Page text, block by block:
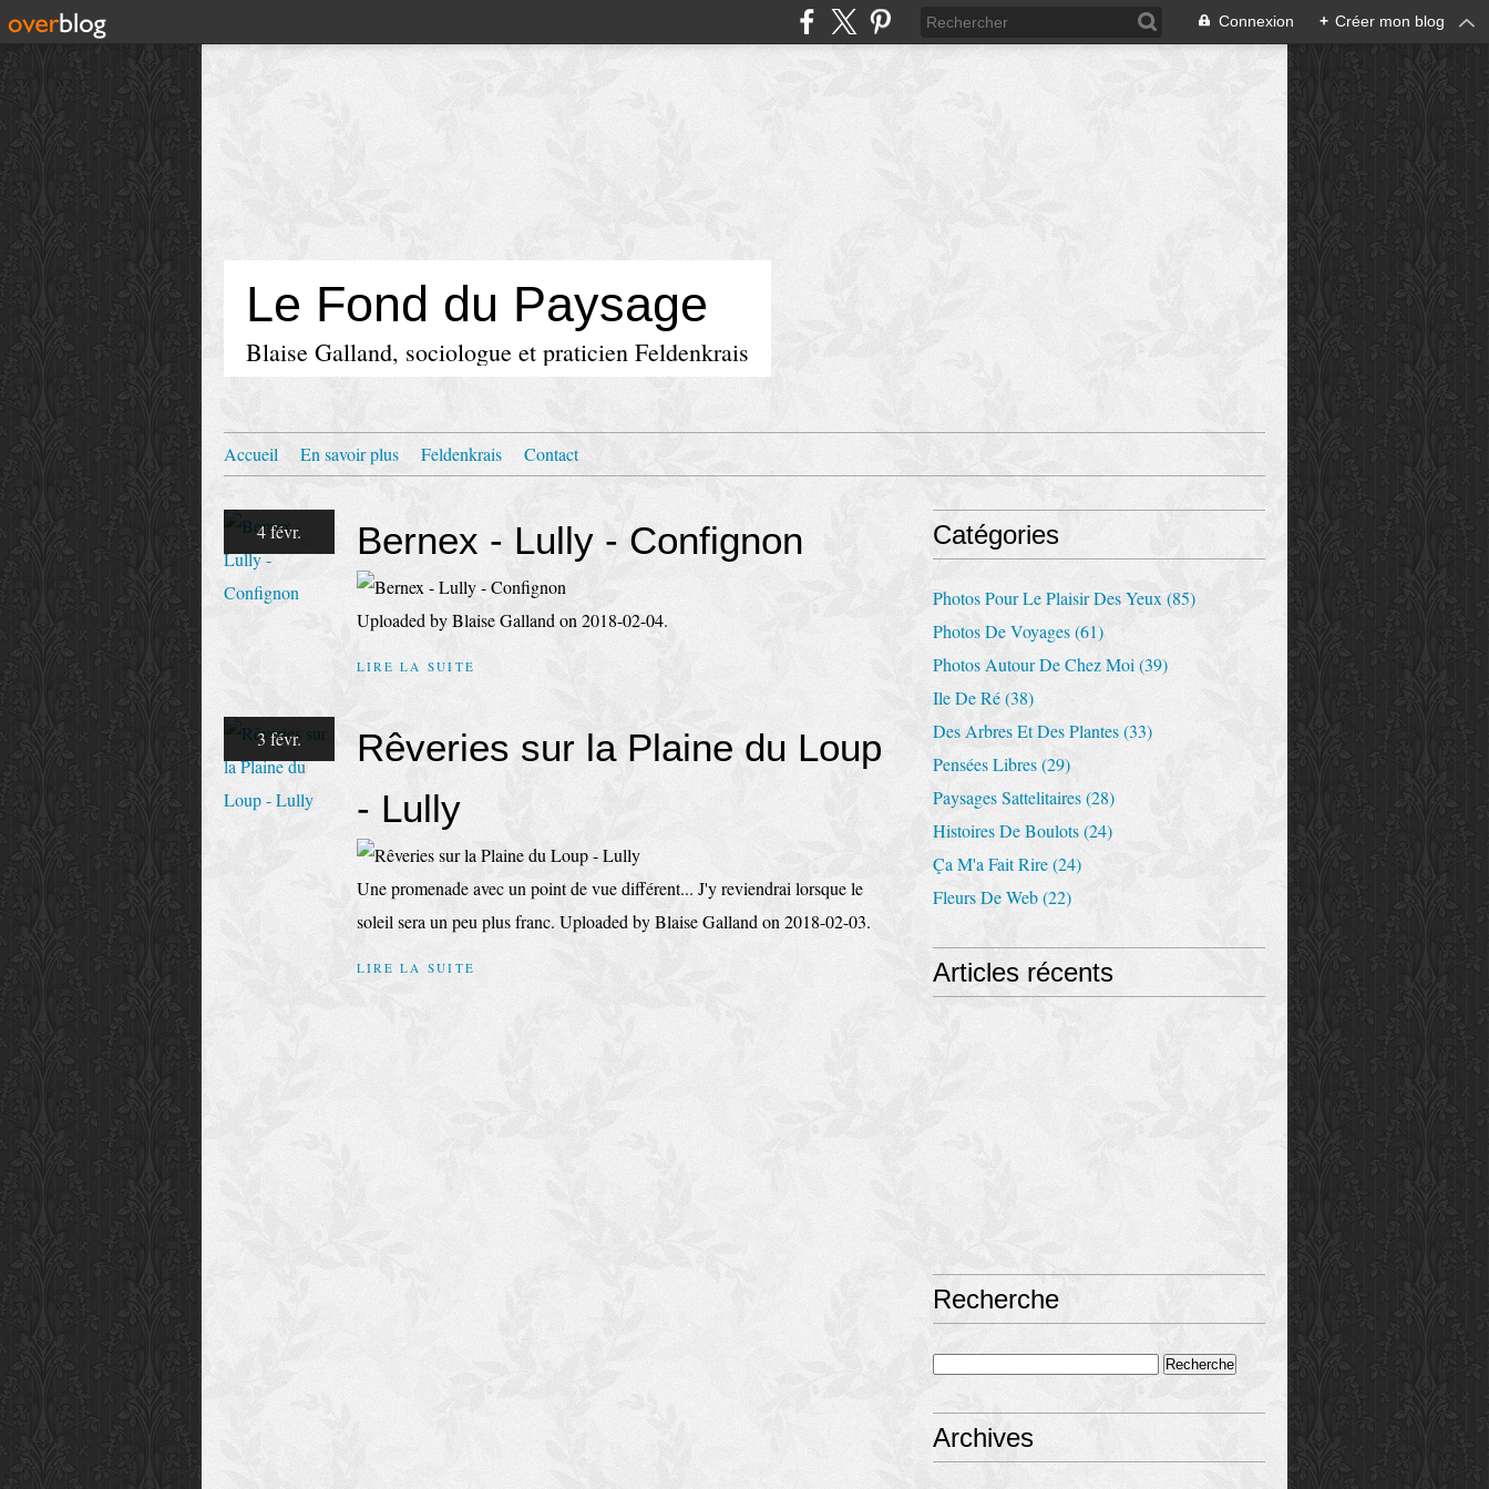
Connexion + Créer mon blog
Le Fond du Paysage
Blaise Galland, sociologue et praticien Feldenkrais
Accueil En savoir plus Feldenkrais Contact
4 févr. Bernex - Lully - Confignon
Uploaded by Blaise Galland on 2018-02-04.
LIRE LA SUITE
3 févr.
Rêveries sur la Plaine du Loup
- Lully
Une promenade avec un point de vue différent... J'y reviendrai lorsque le
soleil sera un peu plus franc. Uploaded by Blaise Galland on 2018-02-03.
LIRE LA SUITE
Catégories
Photos Pour Le Plaisir Des Yeux (85)
Photos De Voyages(61)
Photos Autour De Chez Moi (39)
Ile De Ré(38)
Des Arbres Et Des Plantes(33)
Pensées Libres(29)
Paysages Sattelitaires(28)
Histoires De Boulots(24)
Ça M'a Fait Rire(24)
Fleurs De Web(22)
Articles récents
Recherche
Archives